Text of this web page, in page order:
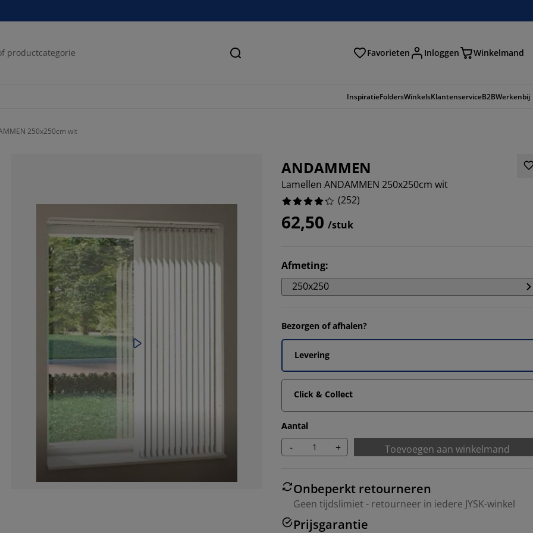
Zoeken Favorieten Inloggen Winkelmand
InspiratieFoldersWinkelsKlantenserviceB2BWerkenbij
250x250cm wit
ANDAMMEN
Lamellen ANDAMMEN 250x250cm wit
(252)
62,50 /stuk
Afmeting:
250x250
Bezorgen of afhalen?
Levering
Click & Collect
Aantal
- + Toevoegen aan winkelmand
Onbeperkt retourneren
Geen tijdslimiet - retourneer in iedere JYSK-winkel
Prijsgarantie
26.984126984126984%
4.365079365079365%
6.746031746031746%